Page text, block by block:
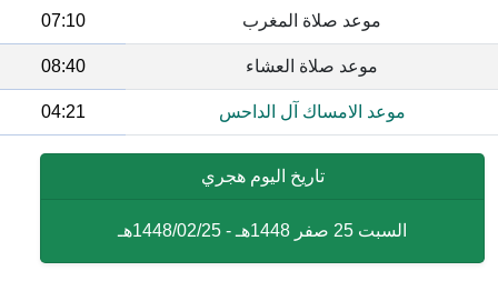
موعد صلاة المغرب 07:10
موعد صلاة العشاء 08:40
موعد الامساك آل الداحس 04:21
تاريخ اليوم هجري
السبت 25 صفر 1448هـ - 1448/02/25هـ